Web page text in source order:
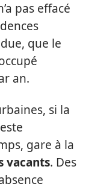
pas effacé
que le
an.
si la
gare à la
vacants. Des